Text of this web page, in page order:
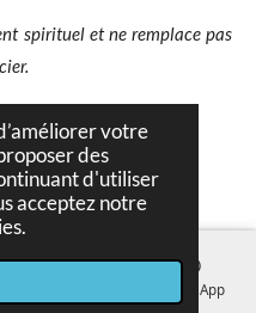
votre
des
d'utiliser
acceptez notre
spirituel et ne remplace pas
Y
o
u
u
WhatsApp